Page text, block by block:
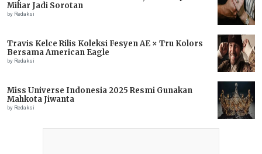
Miliar Jadi Sorotan
by Redaksi
Travis Kelce Rilis Koleksi Fesyen AE × Tru Kolors
Bersama American Eagle
by Redaksi
Miss Universe Indonesia 2025 Resmi Gunakan
Mahkota Jiwanta
by Redaksi